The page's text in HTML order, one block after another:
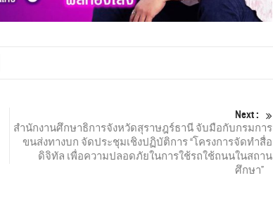
Next :
สำนักงานศึกษาธิการจังหวัดสุราษฎร์ธานี จับมือกับกรมการ
ขนส่งทางบก จัดประชุมเชิงปฏิบัติการ “โครงการจัดทำสื่อ
ดิจิทัล เพื่อความปลอดภัยในการใช้รถใช้ถนนในสถาน
ศึกษา”